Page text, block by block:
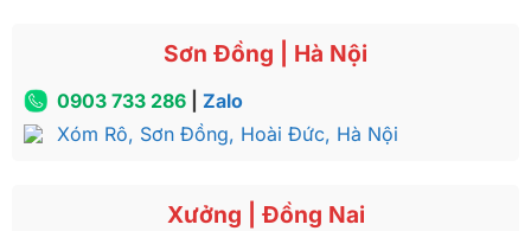
Sơn Đồng | Hà Nội
0903 733 286| Zalo
Xóm Rô, Sơn Đồng, Hoài Đức, Hà Nội
Xưởng | Đồng Nai